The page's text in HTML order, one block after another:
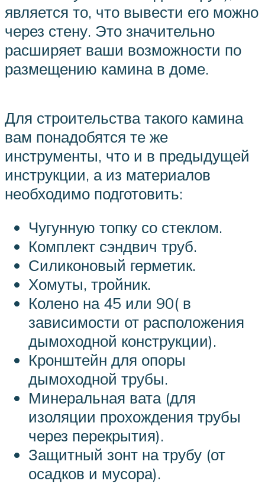
является то, что вывести его можно
через стену. Это значительно
расширяет ваши возможности по
размещению камина в доме.
Для строительства такого камина
вам понадобятся те же
инструменты, что и в предыдущей
инструкции, а из материалов
необходимо подготовить:
Чугунную топку со стеклом.
Комплект сэндвич труб.
Силиконовый герметик.
Хомуты, тройник.
Колено на 45 или 90( в
зависимости от расположения
дымоходной конструкции).
Кронштейн для опоры
дымоходной трубы.
Минеральная вата (для
изоляции прохождения трубы
через перекрытия).
Защитный зонт на трубу (от
осадков и мусора).